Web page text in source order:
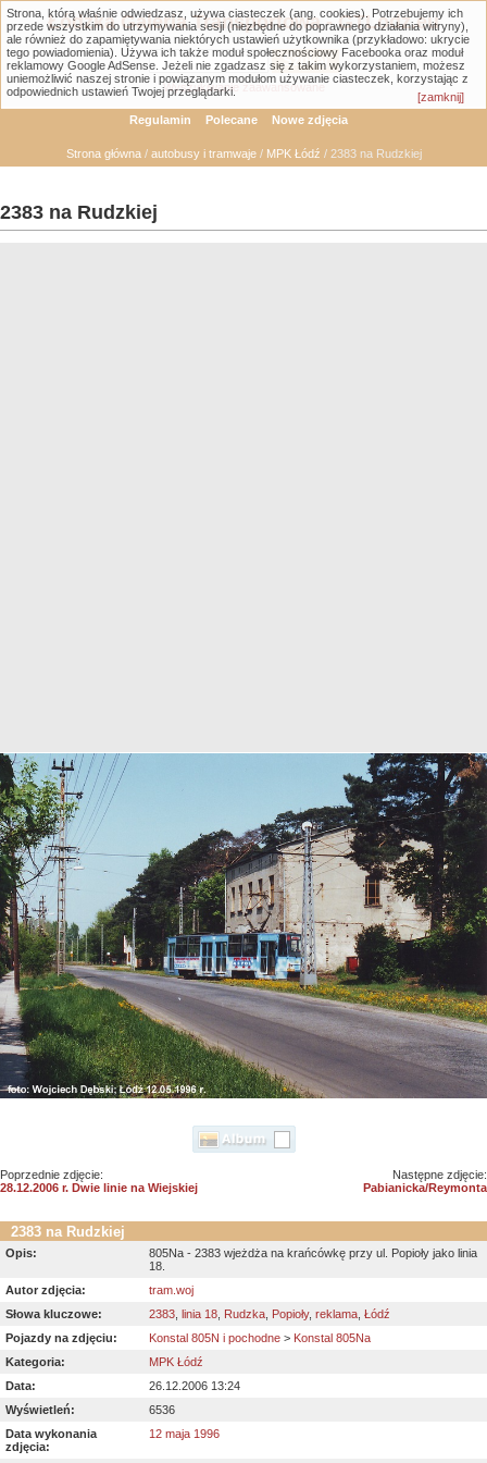
Łódzka Galeria Transportowa - GTLodz.eu
Wyszukiwanie zaawansowane
Regulamin Polecane Nowe zdjęcia
Strona główna/ autobusy i tramwaje/ MPK Łódź / 2383 na Rudzkiej
2383 na Rudzkiej
Poprzednie zdjęcie:
28.12.2006 r. Dwie linie na Wiejskiej
Następne zdjęcie:
Pabianicka/Reymonta
2383 na Rudzkiej
Opis:
805Na - 2383 wjeżdża na krańcówkę przy ul. Popioły jako linia
18.
Autor zdjęcia:
tram.woj
Słowa kluczowe:
2383 linia 18 Rudzka Popioły, reklama Łódź
Pojazdy na zdjęciu:
Konstal 805N i pochodne > Konstal 805Na
Kategoria:
MPK Łódź
Data:
26.12.2006 13:24
Wyświetleń:
6536
Data wykonania
zdjęcia:
12 maja 1996
Strona, którą właśnie odwiedzasz, używa ciasteczek (ang. cookies). Potrzebujemy ich
przede wszystkim do utrzymywania sesji (niezbędne do poprawnego działania witryny),
ale również do zapamiętywania niektórych ustawień użytkownika (przykładowo: ukrycie
tego powiadomienia). Używa ich także moduł społecznościowy Facebooka oraz moduł
reklamowy Google AdSense. Jeżeli nie zgadzasz się z takim wykorzystaniem, możesz
uniemożliwić naszej stronie i powiązanym modułom używanie ciasteczek, korzystając z
odpowiednich ustawień Twojej przeglądarki.
[zamknij]